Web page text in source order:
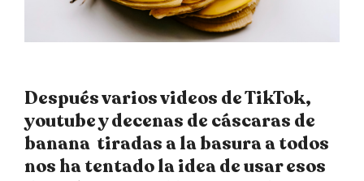
Después varios videos de TikTok,
youtube y decenas de cáscaras de
banana tiradas a la basura a todos
nos ha tentado la idea de usar esos